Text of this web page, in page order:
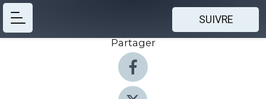
SUIVRE
Partager